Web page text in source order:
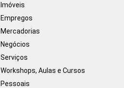
Imóveis
Empregos
Mercadorias
Negócios
Serviços
Workshops, Aulas e Cursos
Pessoais